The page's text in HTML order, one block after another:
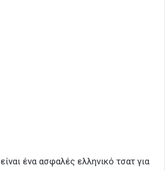
είναι ένα ασφαλές ελληνικό τσατ για